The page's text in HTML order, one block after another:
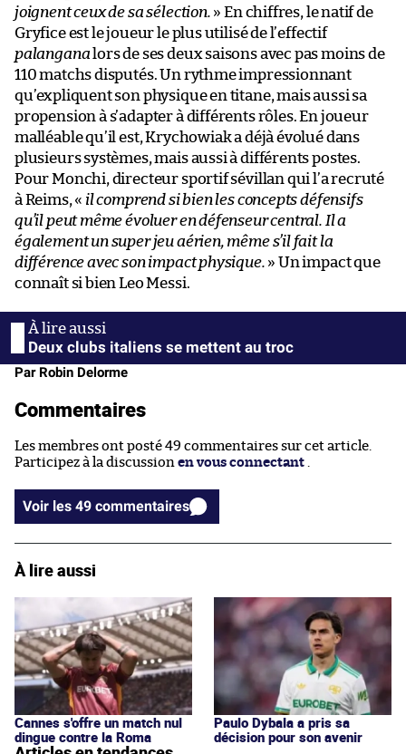
joignent ceux de sa sélection. » En chiffres, le natif de
Gryfice est le joueur le plus utilisé de l’effectif
palangana lors de ses deux saisons avec pas moins de
110 matchs disputés. Un rythme impressionnant
qu’expliquent son physique en titane, mais aussi sa
propension à s’adapter à différents rôles. En joueur
malléable qu’il est, Krychowiak a déjà évolué dans
plusieurs systèmes, mais aussi à différents postes.
Pour Monchi, directeur sportif sévillan qui l’a recruté
à Reims, « il comprend si bien les concepts défensifs
qu’il peut même évoluer en défenseur central. Il a
également un super jeu aérien, même s’il fait la
différence avec son impact physique. » Un impact que
connaît si bien Leo Messi.
Deux clubs italiens se mettent au troc
Par Robin Delorme
Commentaires
Les membres ont posté 49 commentaires sur cet article.
Participez à la discussion en vous connectant
Voir les 49 commentaires
À lire aussi
Cannes s'offre un match nul
dingue contre la Roma
Paulo Dybala a pris sa
décision pour son avenir